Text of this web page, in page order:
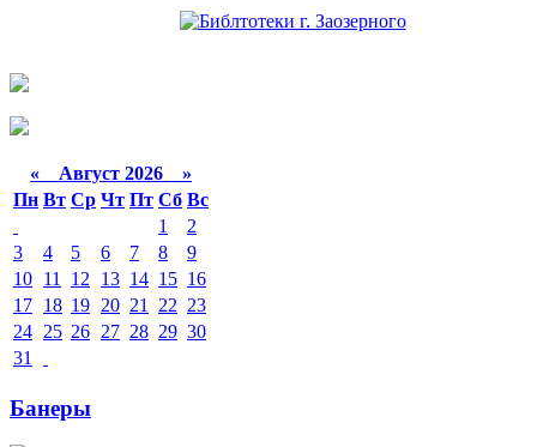
« Август 2026 »
Пн Вт Ср Чт Пт Сб Вс
1
2
3
4 5 6 7 8
9
10 11 12 13 14 15 16
17 18 19 20 21 22 23
24 25 26 27 28 29 30
31
Банеры